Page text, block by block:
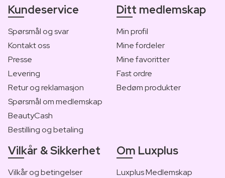
Kundeservice
Spørsmål og svar
Kontakt oss
Presse
Levering
Retur og reklamasjon
Spørsmål om medlemskap
BeautyCash
Bestilling og betaling
Ditt medlemskap
Min profil
Mine fordeler
Mine favoritter
Fast ordre
Bedøm produkter
Vilkår & Sikkerhet
Vilkår og betingelser
Om Luxplus
Luxplus Medlemskap